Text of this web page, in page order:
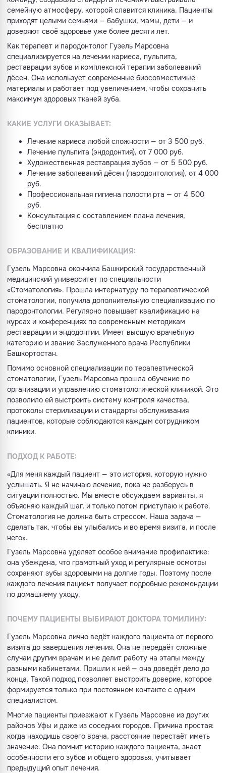
семейную атмосферу, которой славится клиника. Пациенты
приходят целыми семьями — бабушки, мамы, дети — и
доверяют своё здоровье уже более десяти лет.
Как терапевт и пародонтолог Гузель Марсовна
специализируется на лечении кариеса, пульпита,
реставрации зубов и комплексной терапии заболеваний
дёсен. Она использует современные биосовместимые
материалы и работает под увеличением, чтобы сохранить
максимум здоровых тканей зуба.
КАКИЕ УСЛУГИ ОКАЗЫВАЕТ:
Лечение кариеса любой сложности — от 3 500 руб.
Лечение пульпита (эндодонтия), от 7 000 руб.
Художественная реставрация зубов — от 5 500 руб.
Лечение заболеваний дёсен (пародонтология), от 4 000
руб.
Профессиональная гигиена полости рта — от 4 500
руб.
Консультация с составлением плана лечения,
бесплатно
ОБРАЗОВАНИЕ И КВАЛИФИКАЦИЯ:
Гузель Марсовна окончила Башкирский государственный
медицинский университет по специальности
«Стоматология». Прошла интернатуру по терапевтической
стоматологии, получила дополнительную специализацию по
пародонтологии. Регулярно повышает квалификацию на
курсах и конференциях по современным методикам
реставрации и эндодонтии. Имеет высшую врачебную
категорию и звание Заслуженного врача Республики
Башкортостан.
Помимо основной специализации по терапевтической
стоматологии, Гузель Марсовна прошла обучение по
организации и управлению стоматологической клиникой. Это
позволило ей выстроить систему контроля качества,
протоколы стерилизации и стандарты обслуживания
пациентов, которые соблюдаются каждым сотрудником
клиники.
ПОДХОД К РАБОТЕ:
«Для меня каждый пациент — это история, которую нужно
услышать. Я не начинаю лечение, пока не разберусь в
ситуации полностью. Мы вместе обсуждаем варианты, я
объясняю каждый шаг, и только потом приступаю к работе.
Стоматология не должна быть стрессом. Наша задача —
сделать так, чтобы вы улыбались и во время визита, и после
него».
Гузель Марсовна уделяет особое внимание профилактике:
она убеждена, что грамотный уход и регулярные осмотры
сохраняют зубы здоровыми на долгие годы. Поэтому после
каждого лечения пациент получает подробные рекомендации
по домашнему уходу.
ПОЧЕМУ ПАЦИЕНТЫ ВЫБИРАЮТ ДОКТОРА ТОМИЛИНУ:
Гузель Марсовна лично ведёт каждого пациента от первого
визита до завершения лечения. Она не передаёт сложные
случаи другим врачам и не делит работу на этапы между
разными кабинетами. Пришли к ней — она доведёт дело до
конца. Такой подход позволяет выстроить доверие, которое
формируется только при постоянном контакте с одним
специалистом.
Многие пациенты приезжают к Гузель Марсовне из других
районов Уфы и даже из соседних городов. Причина простая:
когда находишь своего врача, расстояние перестаёт иметь
значение. Она помнит историю каждого пациента, знает
особенности его зубов и общего здоровья, учитывает
предыдущий опыт лечения.